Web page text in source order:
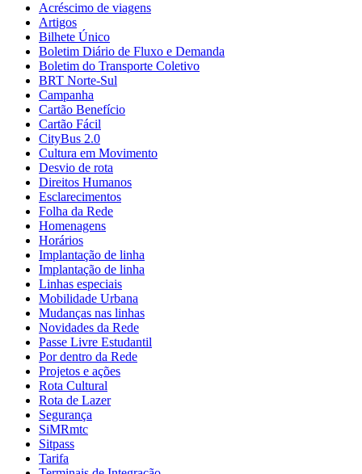
Acréscimo de viagens
Artigos
Bilhete Único
Boletim Diário de Fluxo e Demanda
Boletim do Transporte Coletivo
BRT Norte-Sul
Campanha
Cartão Benefício
Cartão Fácil
CityBus 2.0
Cultura em Movimento
Desvio de rota
Direitos Humanos
Esclarecimentos
Folha da Rede
Homenagens
Horários
Implantação de linha
Implantação de linha
Linhas especiais
Mobilidade Urbana
Mudanças nas linhas
Novidades da Rede
Passe Livre Estudantil
Por dentro da Rede
Projetos e ações
Rota Cultural
Rota de Lazer
Segurança
SiMRmtc
Sitpass
Tarifa